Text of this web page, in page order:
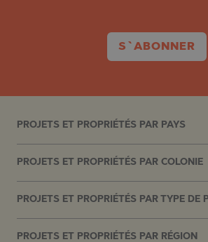
S`ABONNER
PROJETS ET PROPRIÉTÉS PAR PAYS
PROJETS ET PROPRIÉTÉS PAR COLONIE
PROJETS ET PROPRIÉTÉS PAR TYPE DE
PROJETS ET PROPRIÉTÉS PAR RÉGION